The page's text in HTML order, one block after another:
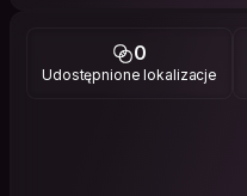
0
Udostępnione lokalizacje